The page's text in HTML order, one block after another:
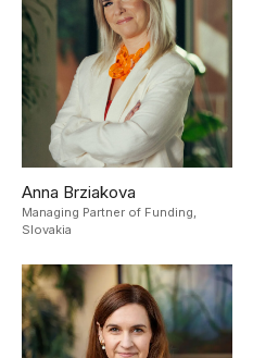
Anna Brziakova
Managing Partner of Funding,
Slovakia